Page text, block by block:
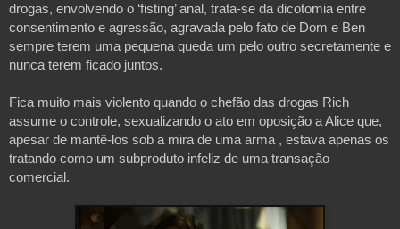
drogas, envolvendo o ‘fisting’ anal, trata-se da dicotomia entre
consentimento e agressão, agravada pelo fato de Dom e Ben
sempre terem uma pequena queda um pelo outro secretamente e
nunca terem ficado juntos.
Fica muito mais violento quando o chefão das drogas Rich
assume o controle, sexualizando o ato em oposição a Alice que,
apesar de mantê-los sob a mira de uma arma , estava apenas os
tratando como um subproduto infeliz de uma transação
comercial.